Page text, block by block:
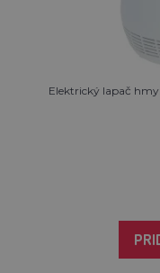
Elektrický lapač